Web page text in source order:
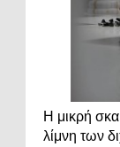
Η μικρή
λίμνη των